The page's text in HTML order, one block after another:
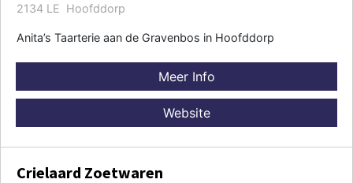
2134 LE Hoofddorp
Anita’s Taarterie aan de Gravenbos in Hoofddorp
Meer Info
Website
Crielaard Zoetwaren